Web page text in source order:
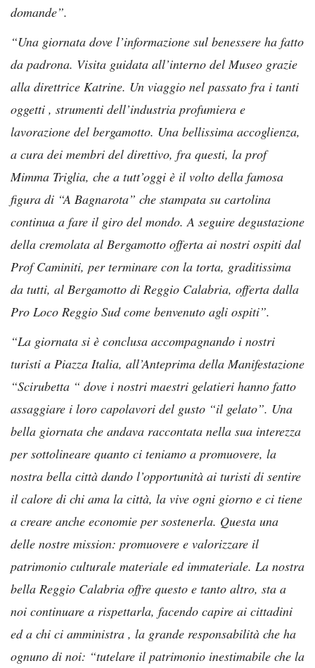
domande”.
“Una giornata dove l’informazione sul benessere ha fatto
da padrona. Visita guidata all’interno del Museo grazie
alla direttrice Katrine. Un viaggio nel passato fra i tanti
oggetti , strumenti dell’industria profumiera e
lavorazione del bergamotto. Una bellissima accoglienza,
a cura dei membri del direttivo, fra questi, la prof
Mimma Triglia, che a tutt’oggi è il volto della famosa
figura di “A Bagnarota” che stampata su cartolina
continua a fare il giro del mondo. A seguire degustazione
della cremolata al Bergamotto offerta ai nostri ospiti dal
Prof Caminiti, per terminare con la torta, graditissima
da tutti, al Bergamotto di Reggio Calabria, offerta dalla
Pro Loco Reggio Sud come benvenuto agli ospiti”.
“La giornata si è conclusa accompagnando i nostri
turisti a Piazza Italia, all’Anteprima della Manifestazione
“Scirubetta “ dove i nostri maestri gelatieri hanno fatto
assaggiare i loro capolavori del gusto “il gelato”. Una
bella giornata che andava raccontata nella sua interezza
per sottolineare quanto ci teniamo a promuovere, la
nostra bella città dando l’opportunità ai turisti di sentire
il calore di chi ama la città, la vive ogni giorno e ci tiene
a creare anche economie per sostenerla. Questa una
delle nostre mission: promuovere e valorizzare il
patrimonio culturale materiale ed immateriale. La nostra
bella Reggio Calabria offre questo e tanto altro, sta a
noi continuare a rispettarla, facendo capire ai cittadini
ed a chi ci amministra , la grande responsabilità che ha
ognuno di noi: “tutelare il patrimonio inestimabile che la